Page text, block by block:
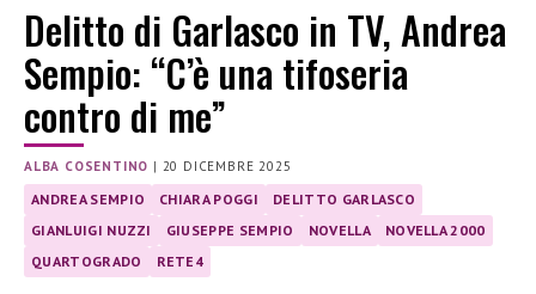
Delitto di Garlasco in TV, Andrea
Sempio: “C’è una tifoseria
contro di me”
ALBA COSENTINO | 20 DICEMBRE 2025
ANDREA SEMPIO CHIARA POGGI
DELITTO GARLASCO
GIANLUIGI NUZZI
GIUSEPPE SEMPIO NOVELLA
NOVELLA 2000
QUARTOGRADO
RETE4